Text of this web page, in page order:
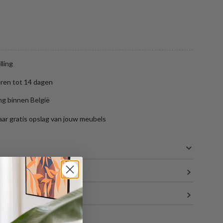
tot 14 dagen
binnen België
gratis opslag van jouw meubels
79.5 cm
13 cm
13 cm